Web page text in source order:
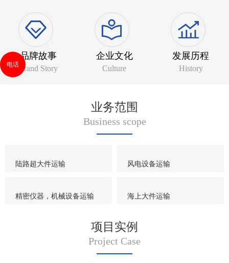
品牌故事
Brand Story
企业文化
Culture
发展历程
History
业务范围
Business scope
陆路超大件运输 风电设备运输
精密仪器，机械设备运输 海上大件运输
项目实例
Project Case
电话